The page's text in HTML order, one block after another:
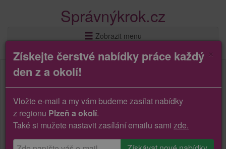
Správnýkrok.cz
Zobrazit menu
Získejte čerstvé nabídky práce každý
den z a okolí!
Vložte e-mail a my vám budeme zasílat nabídky
z regionu Plzeň a okolí.
Také si mužete nastavit zasílání emailu sami zde.